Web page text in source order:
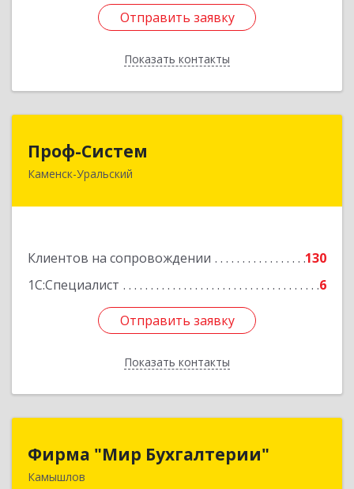
Отправить заявку
Показать контакты
Отправить заявку
Назад
Проф-Систем
Каменск-Уральский
Клиентов на сопровождении
130
1С:Специалист
6
Отправить заявку
Показать контакты
623406, Свердловская обл, Каменск-Уральский
Отправить заявку
Назад
Фирма "Мир Бухгалтерии"
Камышлов624860, Свердловская обл, Камышлов г,